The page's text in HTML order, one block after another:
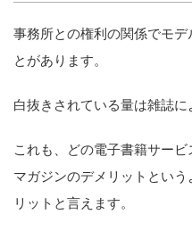
事務所との権利の関係でモ
とがあります。
白抜きされている量は雑誌に
これも、どの電子書籍サー
マガジンのデメリットとい
リットと言えます。